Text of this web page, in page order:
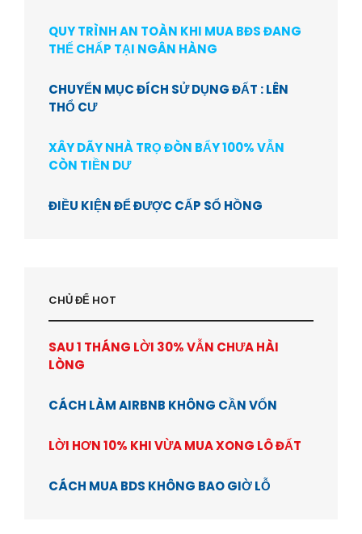
QUY TRÌNH AN TOÀN KHI MUA BĐS ĐANG
THẾ CHẤP TẠI NGÂN HÀNG
CHUYỂN MỤC ĐÍCH SỬ DỤNG ĐẤT : LÊN
THỔ CƯ
XÂY DÃY NHÀ TRỌ ĐÒN BẨY 100% VẪN
CÒN TIỀN DƯ
ĐIỀU KIỆN ĐỂ ĐƯỢC CẤP SỔ HỒNG
CHỦ ĐỂ HOT
SAU 1 THÁNG LỜI 30% VẪN CHƯA HÀI
LÒNG
CÁCH LÀM AIRBNB KHÔNG CẦN VỐN
LỜI HƠN 10% KHI VỪA MUA XONG LÔ ĐẤT
CÁCH MUA BDS KHÔNG BAO GIỜ LỖ